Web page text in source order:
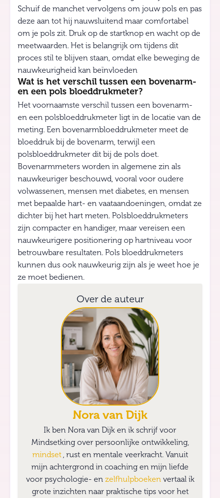
Schuif de manchet vervolgens om jouw pols en pas
deze aan tot hij nauwsluitend maar comfortabel
om je pols zit. Druk op de startknop en wacht op de
meetwaarden. Het is belangrijk om tijdens dit
proces stil te blijven staan, omdat elke beweging de
nauwkeurigheid kan beïnvloeden
Wat is het verschil tussen een bovenarm-
en een pols bloeddrukmeter?
Het voornaamste verschil tussen een bovenarm-
en een polsbloeddrukmeter ligt in de locatie van de
meting. Een bovenarmbloeddrukmeter meet de
bloeddruk bij de bovenarm, terwijl een
polsbloeddrukmeter dit bij de pols doet.
Bovenarmmeters worden in algemene zin als
nauwkeuriger beschouwd, vooral voor oudere
volwassenen, mensen met diabetes, en mensen
met bepaalde hart- en vaataandoeningen, omdat ze
dichter bij het hart meten. Polsbloeddrukmeters
zijn compacter en handiger, maar vereisen een
nauwkeurigere positionering op hartniveau voor
betrouwbare resultaten. Pols bloeddrukmeters
kunnen dus ook nauwkeurig zijn als je weet hoe je
ze moet bedienen.
Over de auteur
Nora van Dijk
Ik ben Nora van Dijk en ik schrijf voor
Mindsetking over persoonlijke ontwikkeling,
mindset , rust en mentale veerkracht. Vanuit
mijn achtergrond in coaching en mijn liefde
voor psychologie- en zelfhulpboeken vertaal ik
grote inzichten naar praktische tips voor het